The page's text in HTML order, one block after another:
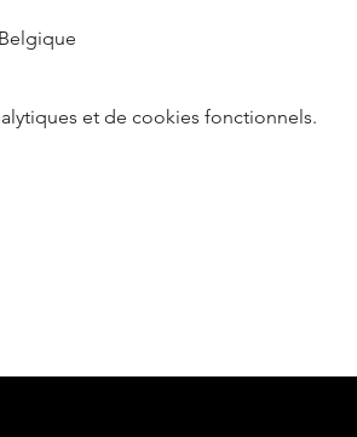
et de cookies fonctionnels.